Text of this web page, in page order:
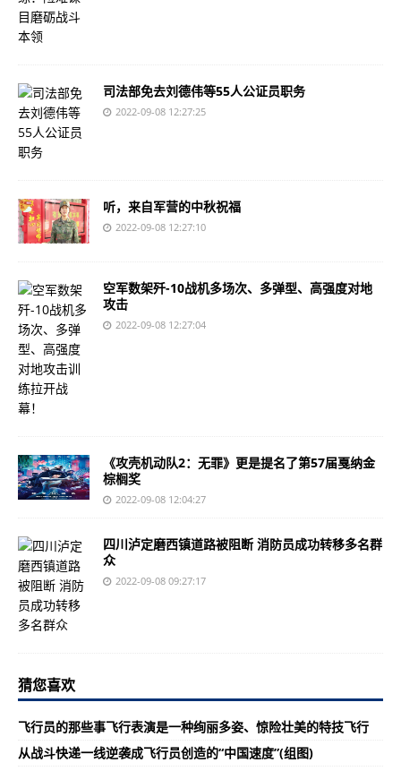
司法部免去刘德伟等55人公证员职务
2022-09-08 12:27:25
听，来自军营的中秋祝福
2022-09-08 12:27:10
空军数架歼-10战机多场次、多弹型、高强度对地
攻击
2022-09-08 12:27:04
《攻壳机动队2：无罪》更是提名了第57届戛纳金
棕榈奖
2022-09-08 12:04:27
四川泸定磨西镇道路被阻断 消防员成功转移多名群
众
2022-09-08 09:27:17
猜您喜欢
飞行员的那些事飞行表演是一种绚丽多姿、惊险壮美的特技飞行
从战斗快递一线逆袭成飞行员创造的“中国速度”(组图)